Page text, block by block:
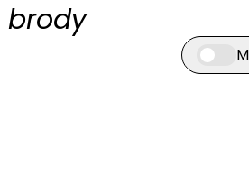
brody